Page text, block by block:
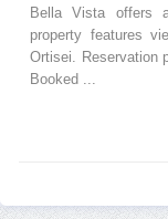
Bella Vista offers
property features
Ortisei. Reservation
Booked ...